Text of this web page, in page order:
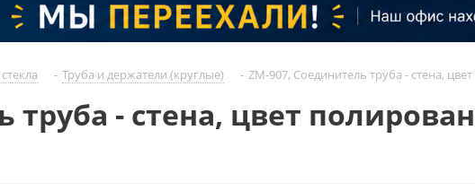
- Труба и держатели (круглые) - ZM-907, Соединитель труба - стена,
труба - стена, цвет